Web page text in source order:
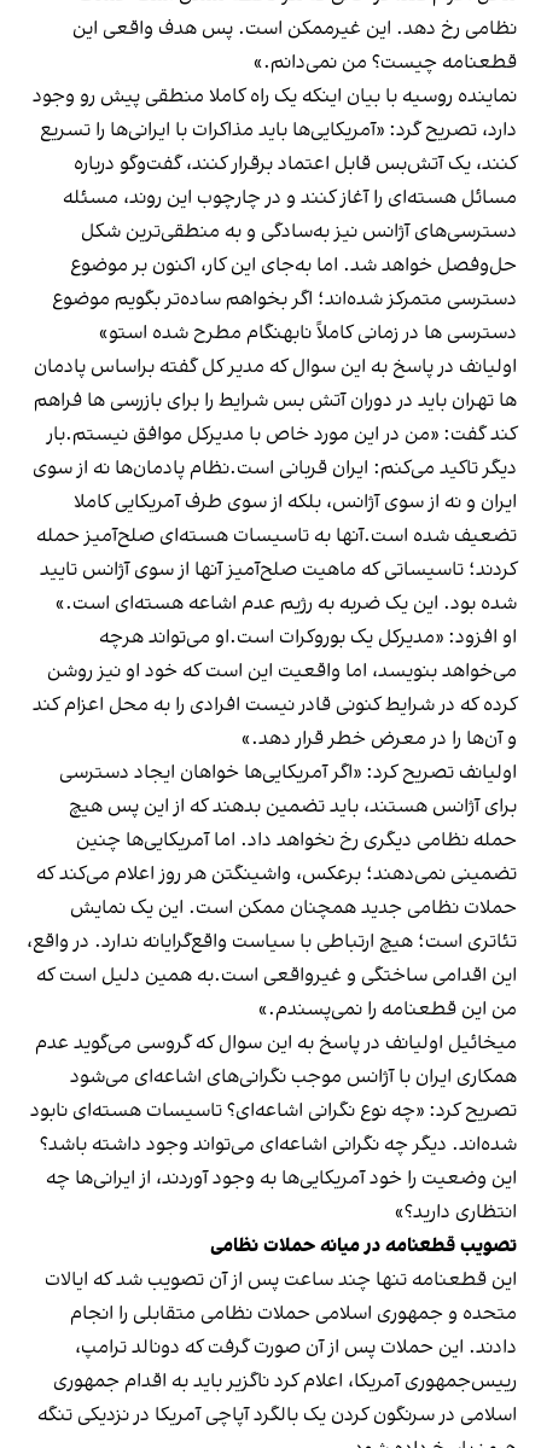
نظامی رخ دهد. این غیرممکن است. پس هدف واقعی این
قطعنامه چیست؟ من نمی‌دانم.»
نماینده روسیه با بیان اینکه یک راه کاملا منطقی پیش رو وجود
دارد، تصریح گرد: «آمریکایی‌ها باید مذاکرات با ایرانی‌ها را تسریع
کنند، یک آتش‌بس قابل اعتماد برقرار کنند، گفت‌وگو درباره
مسائل هسته‌ای را آغاز کنند و در چارچوب این روند، مسئله
دسترسی‌های آژانس نیز به‌سادگی و به منطقی‌ترین شکل
حل‌وفصل خواهد شد. اما به‌جای این کار، اکنون بر موضوع
دسترسی متمرکز شده‌اند؛ اگر بخواهم ساده‌تر بگویم موضوع
دسترسی ها در زمانی کاملاً نابهنگام مطرح شده استو»
اولیانف در پاسخ به این سوال که مدیر کل گفته براساس پادمان
ها تهران باید در دوران آتش بس شرایط را برای بازرسی ها فراهم
کند گفت: «من در این مورد خاص با مدیرکل موافق نیستم.بار
دیگر تاکید می‌کنم: ایران قربانی است.نظام پادمان‌ها نه از سوی
ایران و نه از سوی آژانس، بلکه از سوی طرف آمریکایی کاملا
تضعیف شده است.آنها به تاسیسات هسته‌ای صلح‌آمیز حمله
کردند؛ تاسیساتی که ماهیت صلح‌آمیز آنها از سوی آژانس تایید
شده بود. این یک ضربه به رژیم عدم اشاعه هسته‌ای است.»
او افزود: «مدیرکل یک بوروکرات است.او می‌تواند هرچه
می‌خواهد بنویسد، اما واقعیت این است که خود او نیز روشن
کرده که در شرایط کنونی قادر نیست افرادی را به محل اعزام کند
و آن‌ها را در معرض خطر قرار دهد.»
اولیانف تصریح کرد: «اگر آمریکایی‌ها خواهان ایجاد دسترسی
برای آژانس هستند، باید تضمین بدهند که از این پس هیچ
حمله نظامی دیگری رخ نخواهد داد. اما آمریکایی‌ها چنین
تضمینی نمی‌دهند؛ برعکس، واشینگتن هر روز اعلام می‌کند که
حملات نظامی جدید همچنان ممکن است. این یک نمایش
تئاتری است؛ هیچ ارتباطی با سیاست واقع‌گرایانه ندارد. در واقع،
این اقدامی ساختگی و غیرواقعی است.به همین دلیل است که
من این قطعنامه را نمی‌پسندم.»
میخائیل اولیانف در پاسخ به این سوال که گروسی می‌گوید عدم
همکاری ایران با آژانس موجب نگرانی‌های اشاعه‌ای می‌شود
تصریح کرد: «چه نوع نگرانی اشاعه‌ای؟ تاسیسات هسته‌ای نابود
شده‌اند. دیگر چه نگرانی اشاعه‌ای می‌تواند وجود داشته باشد؟
این وضعیت را خود آمریکایی‌ها به وجود آوردند، از ایرانی‌ها چه
انتظاری دارید؟»
تصویب قطعنامه در میانه حملات نظامی
این قطعنامه تنها چند ساعت پس از آن تصویب شد که ایالات
متحده و جمهوری اسلامی حملات نظامی متقابلی را انجام
دادند. این حملات پس از آن صورت گرفت که دونالد ترامپ،
رییس‌جمهوری آمریکا، اعلام کرد ناگزیر باید به اقدام جمهوری
اسلامی در سرنگون کردن یک بالگرد آپاچی آمریکا در نزدیکی تنگه